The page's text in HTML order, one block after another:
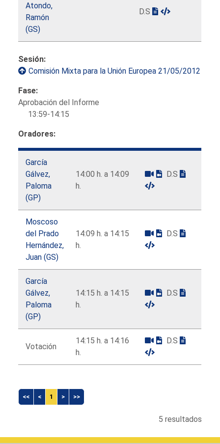
Atondo,
Ramón
(GS)
D.S
Sesión:
Comisión Mixta para la Unión Europea 21/05/2012
Fase:
Aprobación del Informe
13:59-14:15
Oradores:
García
Gálvez,
Paloma
(GP)
14:00 h. a 14:09
h.
D.S
Moscoso
del Prado
Hernández,
Juan (GS)
14:09 h. a 14:15
h.
D.S
García
Gálvez,
Paloma
(GP)
14:15 h. a 14:15
h.
D.S
Votación
14:15 h. a 14:16
h.
D.S
<< < 1 > >>
5 resultados